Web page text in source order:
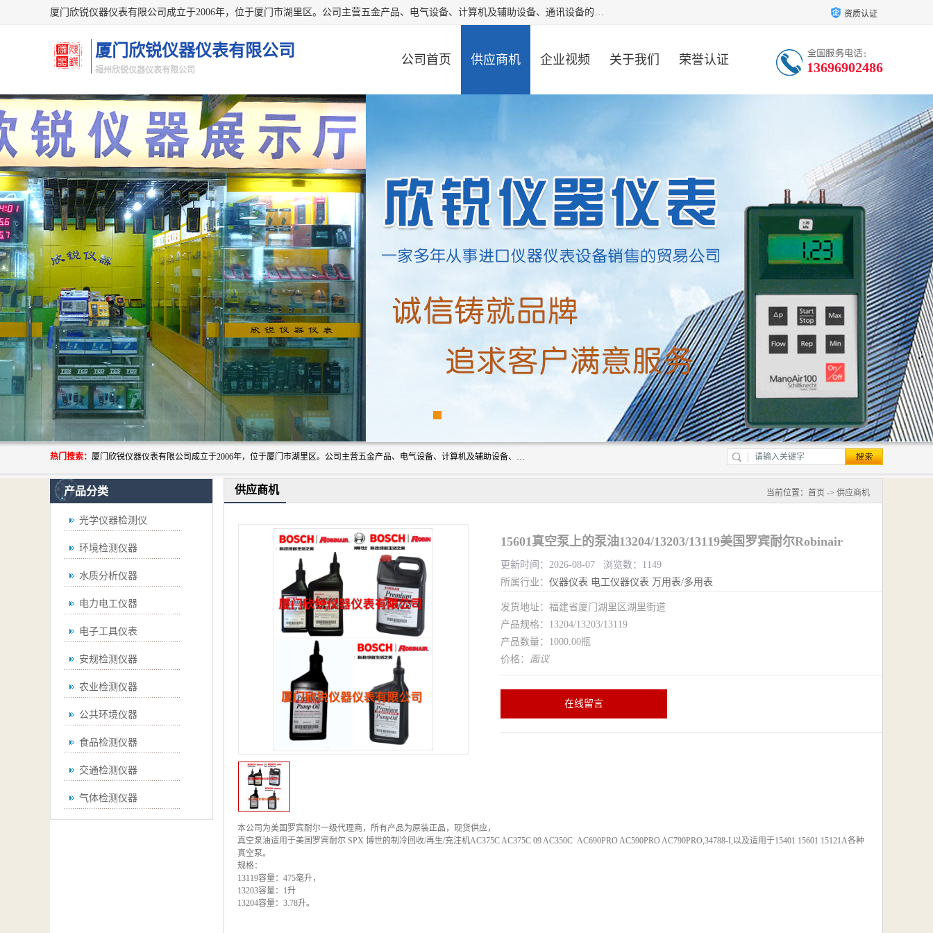
厦门欣锐仪器仪表有限公司成立于2006年，位于厦门市湖里区。公司主营五金产品、电气设备、计算机及辅助设备、通讯设备的批发与零售，同时涉及乐器、照相器材等文化用品的销售。此外，公司还提供通用设备、电气设备、仪器仪表的修理服务，以及信息系统集成、信息技术咨询、数据处理和存储等技术支持。公司致力于为客户提供全面的产品和服务，满足多样化的市场需求。 资质认证
厦门欣锐仪器仪表有限公司
福州欣锐仪器仪表有限公司
公司首页 供应商机 企业视频 关于我们 荣誉认证 13696902486
热门搜索： 厦门欣锐仪器仪表有限公司成立于2006年，位于厦门市湖里区。公司主营五金产品、电气设备、计算机及辅助设备、通讯设备的批发与零售，同时涉及乐器、照相器材等文化用品的销售。此外，公司还提供通用设备、电气设备、仪器仪表的修理服务，以及信息系统集成、信息技术咨询、数据处理和存储等技术支持。公司致力于为客户提供全面的产品和服务，满足多样化的市场需求。
产品分类
光学仪器检测仪
环境检测仪器
水质分析仪器
电力电工仪器
电子工具仪表
安规检测仪器
农业检测仪器
公共环境仪器
食品检测仪器
交通检测仪器
气体检测仪器
供应商机 当前位置： 首页 -> 供应商机
15601真空泵上的泵油13204/13203/13119美国罗宾耐尔Robinair
更新时间：2026-08-07 浏览数：1149
所属行业： 仪器仪表 电工仪器仪表 万用表/多用表
发货地址：福建省厦门湖里区湖里街道
产品规格：13204/13203/13119
产品数量：1000.00瓶
价格： 面议
在线留言
本公司为美国罗宾耐尔一级代理商，所有产品为原装正品，现货供应，
真空泵油适用于美国罗宾耐尔 SPX 博世的制冷回收/再生/充注机AC375C AC375C 09 AC350C AC690PRO AC590PRO AC790PRO,34788-I,以及适用于15401 15601 15121A各种
真空泵。
规格：
13119容量：475毫升，
13203容量：1升
13204容量：3.78升。